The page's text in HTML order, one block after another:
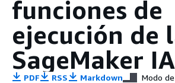
funciones de
ejecución de
SageMaker IA
PDF RSS Markdown Modo